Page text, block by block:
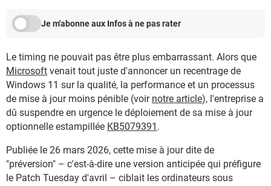
Je m'abonne aux Infos à ne pas rater
Le timing ne pouvait pas être plus embarrassant. Alors que
Microsoft venait tout juste d'annoncer un recentrage de
Windows 11 sur la qualité, la performance et un processus
de mise à jour moins pénible (voir notre article), l'entreprise a
dû suspendre en urgence le déploiement de sa mise à jour
optionnelle estampillée KB5079391 .
Publiée le 26 mars 2026, cette mise à jour dite de
"préversion" – c'est-à-dire une version anticipée qui préfigure
le Patch Tuesday d'avril – ciblait les ordinateurs sous